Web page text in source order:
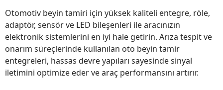
Otomotiv beyin tamiri için yüksek kaliteli entegre, röle,
adaptör, sensör ve LED bileşenleri ile aracınızın
elektronik sistemlerini en iyi hale getirin. Arıza tespit ve
onarım süreçlerinde kullanılan oto beyin tamir
entegreleri, hassas devre yapıları sayesinde sinyal
iletimini optimize eder ve araç performansını artırır.